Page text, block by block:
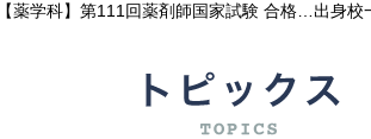
【薬学科】第111回薬剤師国家試験 合格…出身校